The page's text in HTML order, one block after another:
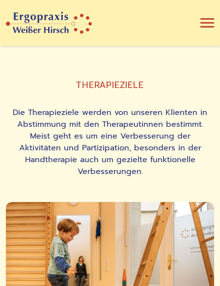
THERAPIEZIELE
Die Therapieziele werden von unseren Klienten in
Abstimmung mit den Therapeutinnen bestimmt.
Meist geht es um eine Verbesserung der
Aktivitäten und Partizipation, besonders in der
Handtherapie auch um gezielte funktionelle
Verbesserungen.